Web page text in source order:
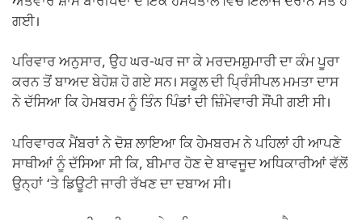
ਗਈ।
ਪਰਿਵਾਰ ਅਨੁਸਾਰ, ਉਹ ਘਰ-ਘਰ ਜਾ ਕੇ ਮਰਦਮਸ਼ੁਮਾਰੀ ਦਾ ਕੰਮ ਪੂਰਾ
ਕਰਨ ਤੋਂ ਬਾਅਦ ਬੇਹੋਸ਼ ਹੋ ਗਏ ਸਨ। ਸਕੂਲ ਦੀ ਪ੍ਰਿੰਸੀਪਲ ਮਮਤਾ ਦਾਸ
ਨੇ ਦੱਸਿਆ ਕਿ ਹੇਮਬਰਮ ਨੂੰ ਤਿੰਨ ਪਿੰਡਾਂ ਦੀ ਜ਼ਿੰਮੇਵਾਰੀ ਸੌਂਪੀ ਗਈ ਸੀ।
ਪਰਿਵਾਰਕ ਮੈਂਬਰਾਂ ਨੇ ਦੋਸ਼ ਲਾਇਆ ਕਿ ਹੇਮਬਰਮ ਨੇ ਪਹਿਲਾਂ ਹੀ ਆਪਣੇ
ਸਾਥੀਆਂ ਨੂੰ ਦੱਸਿਆ ਸੀ ਕਿ, ਬੀਮਾਰ ਹੋਣ ਦੇ ਬਾਵਜੂਦ ਅਧਿਕਾਰੀਆਂ ਵੱਲੋਂ
ਉਨ੍ਹਾਂ ‘ਤੇ ਡਿਊਟੀ ਜਾਰੀ ਰੱਖਣ ਦਾ ਦਬਾਅ ਸੀ।